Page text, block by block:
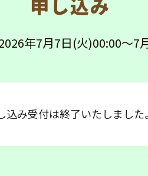
年7月7日(火)00:00～7
込み受付は終了いたしました。